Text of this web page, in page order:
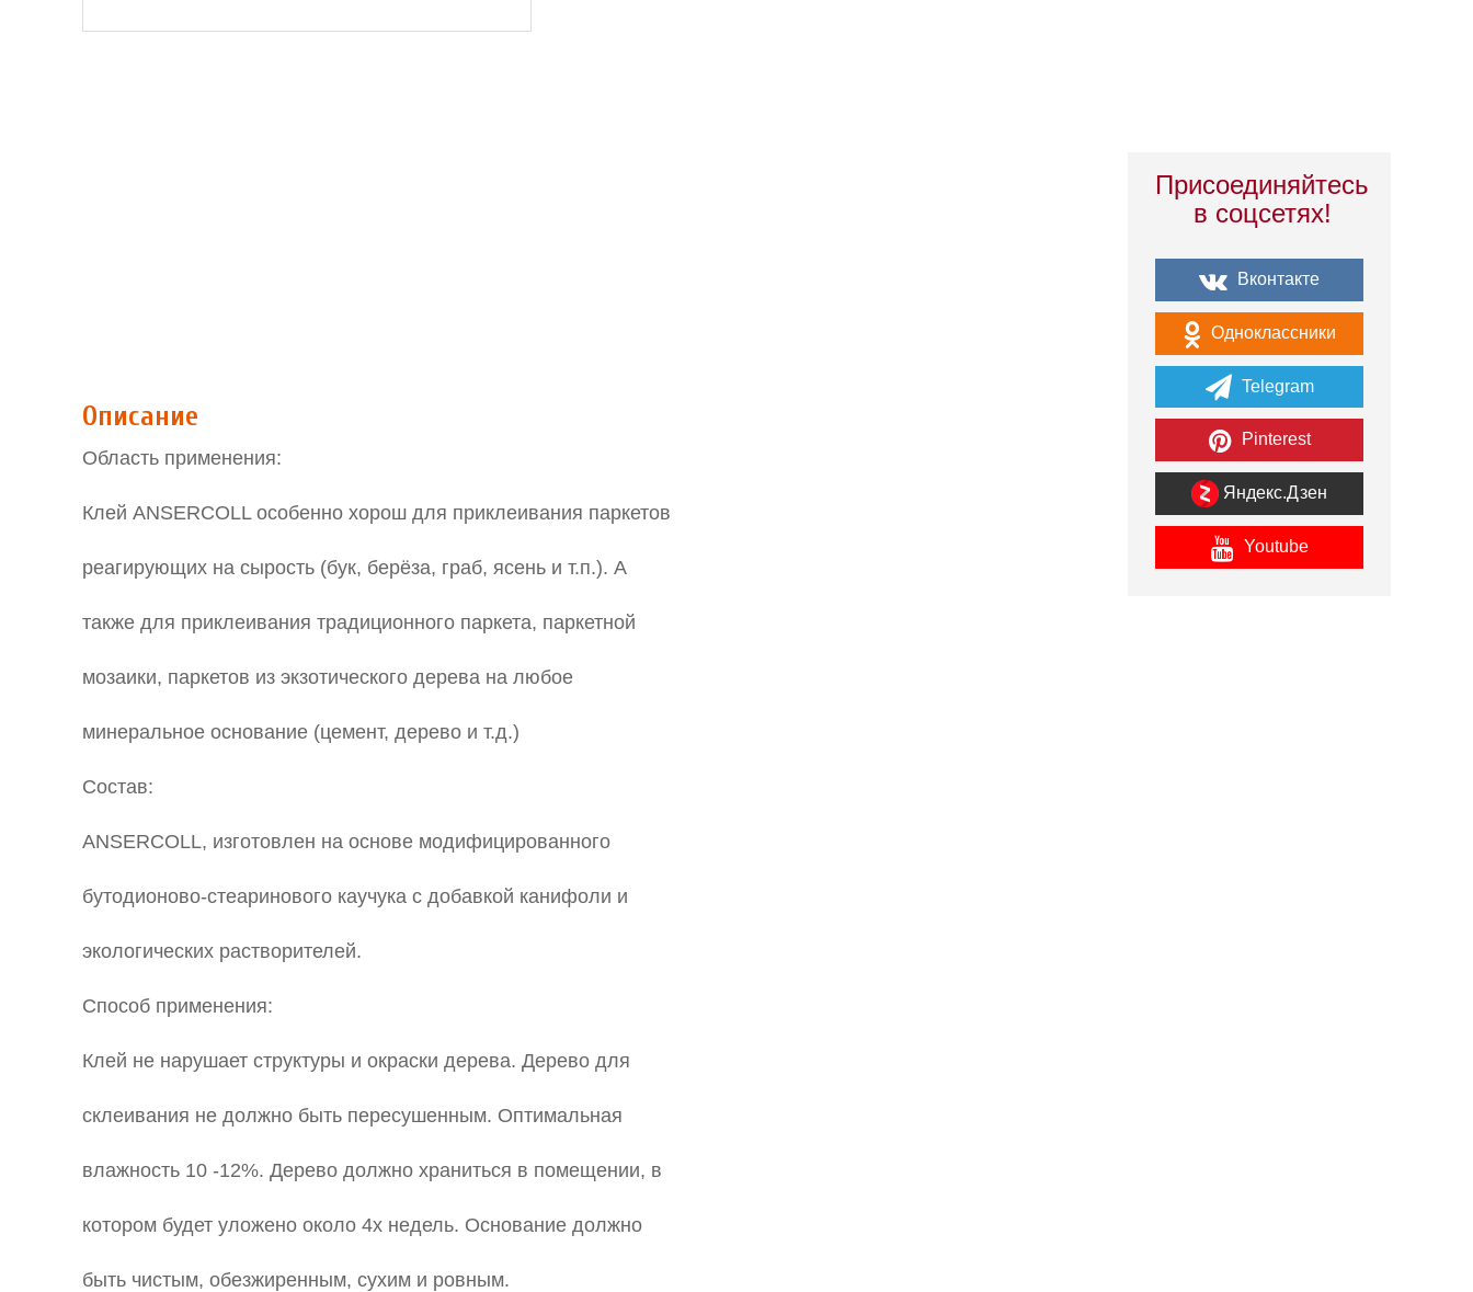
Описание
Область применения:
Клей ANSERCOLL особенно хорош для приклеивания паркетов
реагирующих на сырость (бук, берёза, граб, ясень и т.п.). А
также для приклеивания традиционного паркета, паркетной
мозаики, паркетов из экзотического дерева на любое
минеральное основание (цемент, дерево и т.д.)
Состав:
ANSERCOLL, изготовлен на основе модифицированного
бутодионово-стеаринового каучука с добавкой канифоли и
экологических растворителей.
Способ применения:
Клей не нарушает структуры и окраски дерева. Дерево для
склеивания не должно быть пересушенным. Оптимальная
влажность 10 -12%. Дерево должно храниться в помещении, в
котором будет уложено около 4х недель. Основание должно
быть чистым, обезжиренным, сухим и ровным.
Присоединяйтесь
в соцсетях!
Вконтакте
Одноклассники
Telegram
Pinterest
Яндекс.Дзен
Youtube